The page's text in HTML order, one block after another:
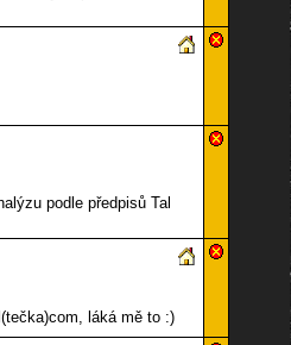
podle předpisů Tal
láká mě to :)